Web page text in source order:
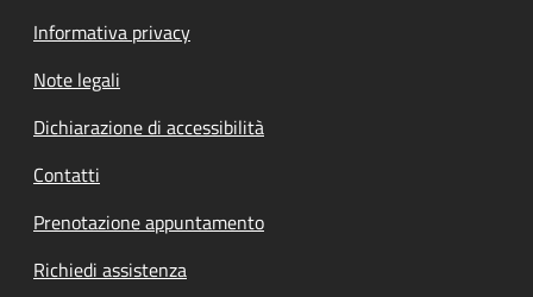
Informativa privacy
Note legali
Dichiarazione di accessibilità
Contatti
Prenotazione appuntamento
Richiedi assistenza